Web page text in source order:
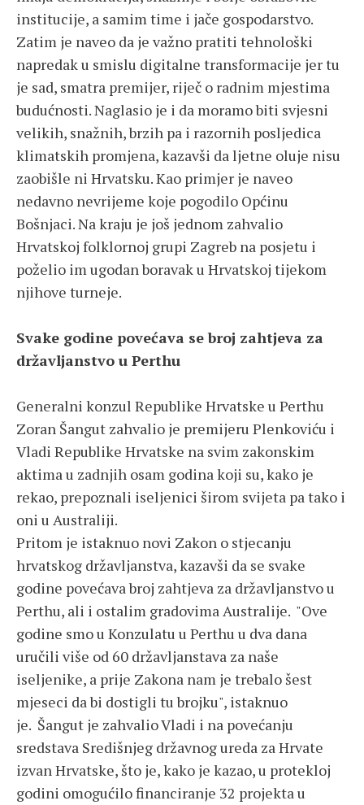
institucije, a samim time i jače gospodarstvo.
Zatim je naveo da je važno pratiti tehnološki
napredak u smislu digitalne transformacije jer tu
je sad, smatra premijer, riječ o radnim mjestima
budućnosti. Naglasio je i da moramo biti svjesni
velikih, snažnih, brzih pa i razornih posljedica
klimatskih promjena, kazavši da ljetne oluje nisu
zaobišle ni Hrvatsku. Kao primjer je naveo
nedavno nevrijeme koje pogodilo Općinu
Bošnjaci. Na kraju je još jednom zahvalio
Hrvatskoj folklornoj grupi Zagreb na posjetu i
poželio im ugodan boravak u Hrvatskoj tijekom
njihove turneje.
Svake godine povećava se broj zahtjeva za
državljanstvo u Perthu
Generalni konzul Republike Hrvatske u Perthu
Zoran Šangut zahvalio je premijeru Plenkoviću i
Vladi Republike Hrvatske na svim zakonskim
aktima u zadnjih osam godina koji su, kako je
rekao, prepoznali iseljenici širom svijeta pa tako i
oni u Australiji.
Pritom je istaknuo novi Zakon o stjecanju
hrvatskog državljanstva, kazavši da se svake
godine povećava broj zahtjeva za državljanstvo u
Perthu, ali i ostalim gradovima Australije. "Ove
godine smo u Konzulatu u Perthu u dva dana
uručili više od 60 državljanstava za naše
iseljenike, a prije Zakona nam je trebalo šest
mjeseci da bi dostigli tu brojku", istaknuo
je. Šangut je zahvalio Vladi i na povećanju
sredstava Središnjeg državnog ureda za Hrvate
izvan Hrvatske, što je, kako je kazao, u protekloj
godini omogućilo financiranje 32 projekta u